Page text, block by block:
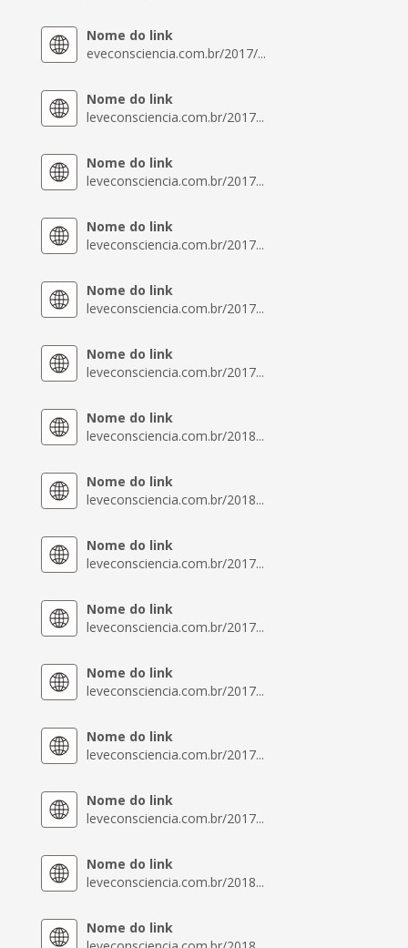
Nome do link
eveconsciencia.com.br/2017/...
Nome do link
leveconsciencia.com.br/2017...
Nome do link
leveconsciencia.com.br/2017...
Nome do link
leveconsciencia.com.br/2017...
Nome do link
leveconsciencia.com.br/2017...
Nome do link
leveconsciencia.com.br/2017...
Nome do link
leveconsciencia.com.br/2018...
Nome do link
leveconsciencia.com.br/2018...
Nome do link
leveconsciencia.com.br/2017...
Nome do link
leveconsciencia.com.br/2017...
Nome do link
leveconsciencia.com.br/2017...
Nome do link
leveconsciencia.com.br/2017...
Nome do link
leveconsciencia.com.br/2017...
Nome do link
leveconsciencia.com.br/2018...
Nome do link